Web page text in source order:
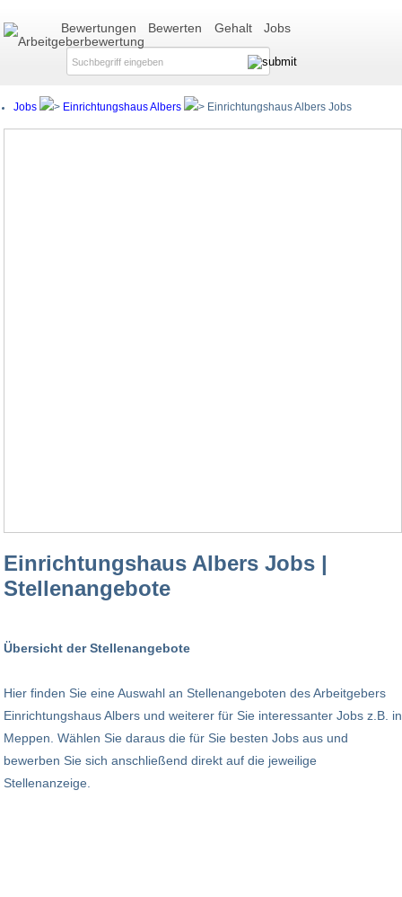
Bewertungen Bewerten Gehalt Jobs
Jobs Einrichtungshaus Albers Einrichtungshaus Albers Jobs
Einrichtungshaus Albers Jobs |
Stellenangebote
Übersicht der Stellenangebote
Hier finden Sie eine Auswahl an Stellenangeboten des Arbeitgebers
Einrichtungshaus Albers und weiterer für Sie interessanter Jobs z.B. in
Meppen. Wählen Sie daraus die für Sie besten Jobs aus und
bewerben Sie sich anschließend direkt auf die jeweilige
Stellenanzeige.